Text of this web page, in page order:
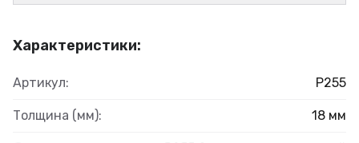
Характеристики:
Артикул: Р255
Толщина (мм): 18 мм